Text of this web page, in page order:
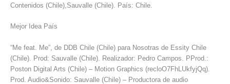
Contenidos (Chile),Sauvalle (Chile). País: Chile.
Mejor Idea País
“Me feat. Me”, de DDB Chile (Chile) para Nosotras de Essity Chile
(Chile). Prod: Sauvalle (Chile). Realizador: Pedro Campos. PProd.:
Poston Digital Arts (Chile) – Motion Graphics (recloO7FhLUkfyjQq).
Prod. Audio&Sonido: Sauvalle (Chile) – Productora de audio